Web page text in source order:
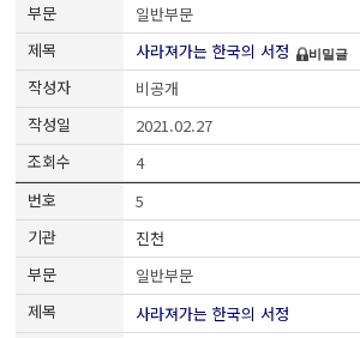
일반부문
사라져가는 한국의 서정
비밀글
비공개
2021.02.27
4
5
진천
일반부문
사라져가는 한국의 서정